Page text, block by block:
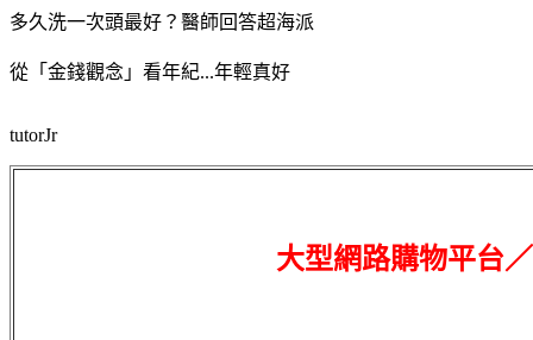
多久洗一次頭最好？醫師回答超海派
從「金錢觀念」看年紀...年輕真好
tutorJr
大型網路購物平台